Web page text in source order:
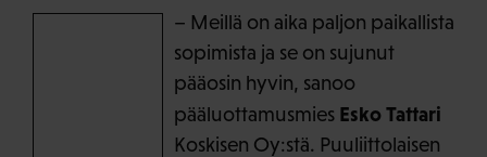
– Meillä on aika paljon paikallista
sopimista ja se on sujunut
pääosin hyvin, sanoo
pääluottamusmies Esko Tattari
Koskisen Oy:stä. Puuliittolaisen